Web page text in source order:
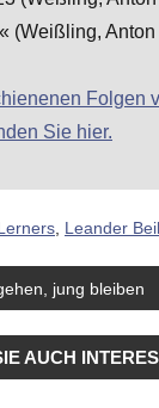
(Weißling, Anton
Folgen
Sie hier.
Leander Beil
jung bleiben
AUCH